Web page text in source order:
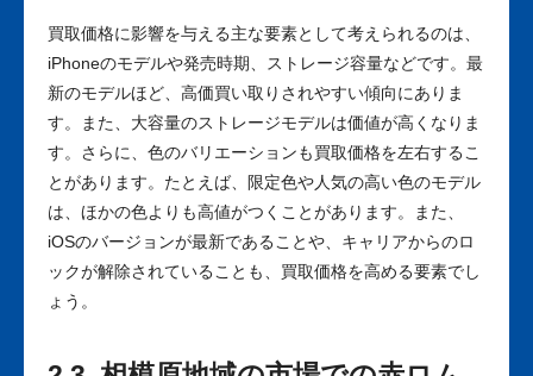
買取価格に影響を与える主な要素として考えられるのは、
iPhoneのモデルや発売時期、ストレージ容量などです。最
新のモデルほど、高価買い取りされやすい傾向にありま
す。また、大容量のストレージモデルは価値が高くなりま
す。さらに、色のバリエーションも買取価格を左右するこ
とがあります。たとえば、限定色や人気の高い色のモデル
は、ほかの色よりも高値がつくことがあります。また、
iOSのバージョンが最新であることや、キャリアからのロ
ックが解除されていることも、買取価格を高める要素でし
ょう。